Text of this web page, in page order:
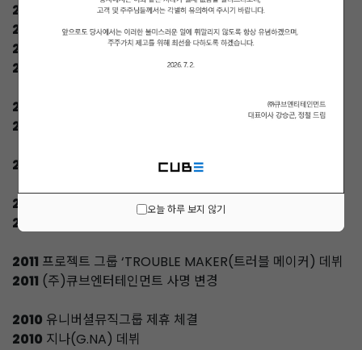
오늘 하루 보지 않기
2015
큐브 엔터테인먼트 재팬 설립
2015
씨엘씨(CLC) 데뷔
2015
나인우(NA INWOO) 데뷔
2015
2014
2014
2013 비(RAIN) 전속계약 체결
2012
"UNITED CUBE 패밀리 콘서트 개최
2012
2011 프로젝트 그룹 ‘TROUBLE MAKER(트러블 메이커) 데뷔
2011 (주)큐브엔터테인먼트 사명 변경
2010 유니버셜뮤직그룹 제휴 체결
2010 지나(G.NA) 데뷔